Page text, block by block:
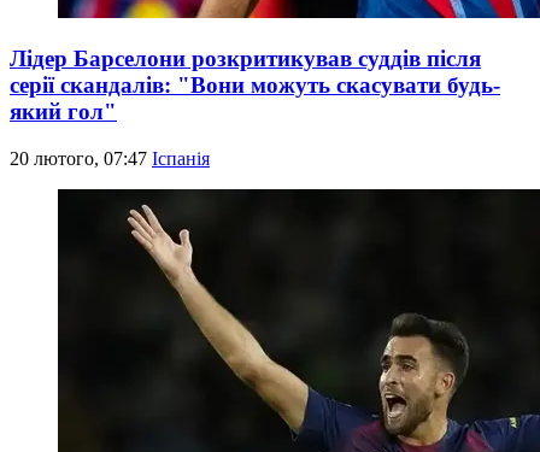
Лідер Барселони розкритикував суддів після
серії скандалів: "Вони можуть скасувати будь-
який гол"
20 лютого, 07:47 Іспанія